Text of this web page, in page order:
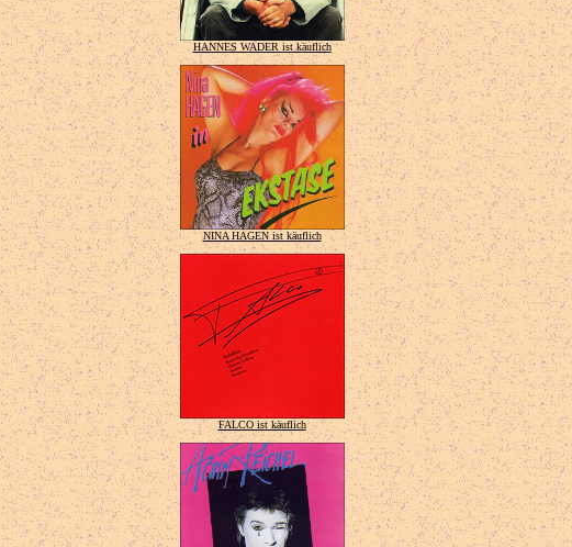
HANNES WADER ist käuflich
NINA HAGEN ist käuflich
FALCO ist käuflich